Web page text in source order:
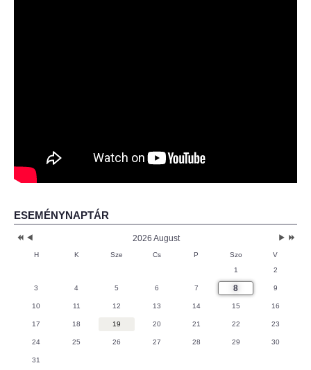
ESEMÉNYNAPTÁR
2026 August
H K Sze Cs P Szo
V
1
2
3 4 5 6 7 8 9
10 11 12 13 14 15 16
17 18 19 20 21 22 23
24 25 26 27 28 29 30
31